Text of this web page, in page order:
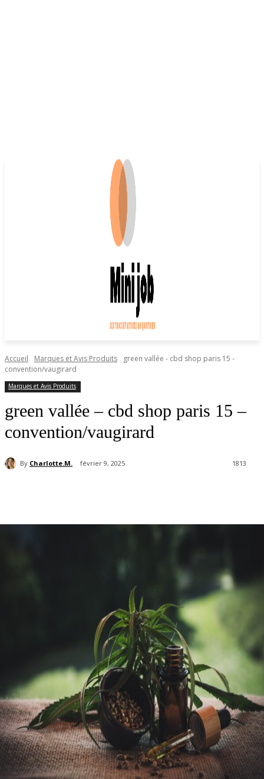
Accueil Marques et Avis Produits
green vallée - cbd shop paris 15 -
convention/vaugirard
Marques et Avis Produits
green vallée – cbd shop paris 15 –
convention/vaugirard
By Charlotte.M. février 9, 2025 1813